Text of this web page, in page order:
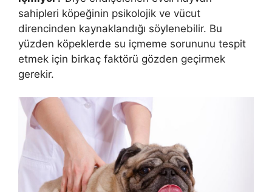
sahipleri köpeğinin psikolojik ve vücut
direncinden kaynaklandığı söylenebilir. Bu
yüzden köpeklerde su içmeme sorununu tespit
etmek için birkaç faktörü gözden geçirmek
gerekir.